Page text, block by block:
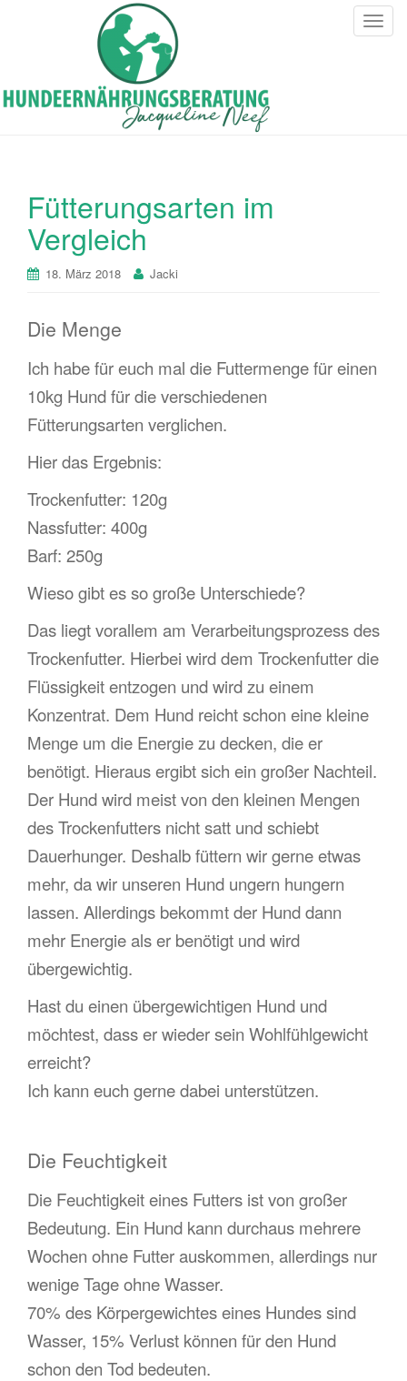
T
Fütterungsarten im
Vergleich
18. März 2018 Jacki
Die Menge
Ich habe für euch mal die Futtermenge für einen
10kg Hund für die verschiedenen
Fütterungsarten verglichen.
Hier das Ergebnis:
Trockenfutter: 120g
Nassfutter: 400g
Barf: 250g
Wieso gibt es so große Unterschiede?
Das liegt vorallem am Verarbeitungsprozess des
Trockenfutter. Hierbei wird dem Trockenfutter die
Flüssigkeit entzogen und wird zu einem
Konzentrat. Dem Hund reicht schon eine kleine
Menge um die Energie zu decken, die er
benötigt. Hieraus ergibt sich ein großer Nachteil.
Der Hund wird meist von den kleinen Mengen
des Trockenfutters nicht satt und schiebt
Dauerhunger. Deshalb füttern wir gerne etwas
mehr, da wir unseren Hund ungern hungern
lassen. Allerdings bekommt der Hund dann
mehr Energie als er benötigt und wird
übergewichtig.
Hast du einen übergewichtigen Hund und
möchtest, dass er wieder sein Wohlfühlgewicht
erreicht?
Ich kann euch gerne dabei unterstützen.
Die Feuchtigkeit
Die Feuchtigkeit eines Futters ist von großer
Bedeutung. Ein Hund kann durchaus mehrere
Wochen ohne Futter auskommen, allerdings nur
wenige Tage ohne Wasser.
70% des Körpergewichtes eines Hundes sind
Wasser, 15% Verlust können für den Hund
schon den Tod bedeuten.